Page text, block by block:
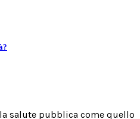
salute pubblica come quello